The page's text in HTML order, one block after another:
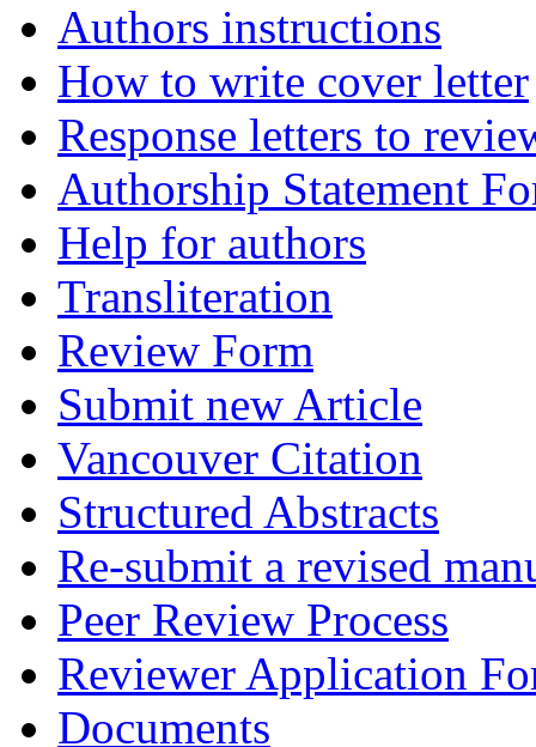
Authors instructions
How to write cover letter
Response letters to
Authorship Statement
Help for authors
Transliteration
Review Form
Submit new Article
Vancouver Citation
Structured Abstracts
Re-submit a revised
Peer Review Process
Reviewer Application
Documents